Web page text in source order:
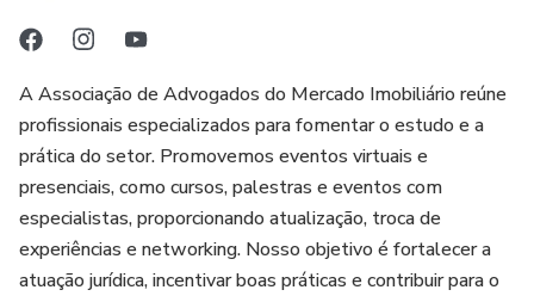
A Associação de Advogados do Mercado Imobiliário reúne
profissionais especializados para fomentar o estudo e a
prática do setor. Promovemos eventos virtuais e
presenciais, como cursos, palestras e eventos com
especialistas, proporcionando atualização, troca de
experiências e networking. Nosso objetivo é fortalecer a
atuação jurídica, incentivar boas práticas e contribuir para o